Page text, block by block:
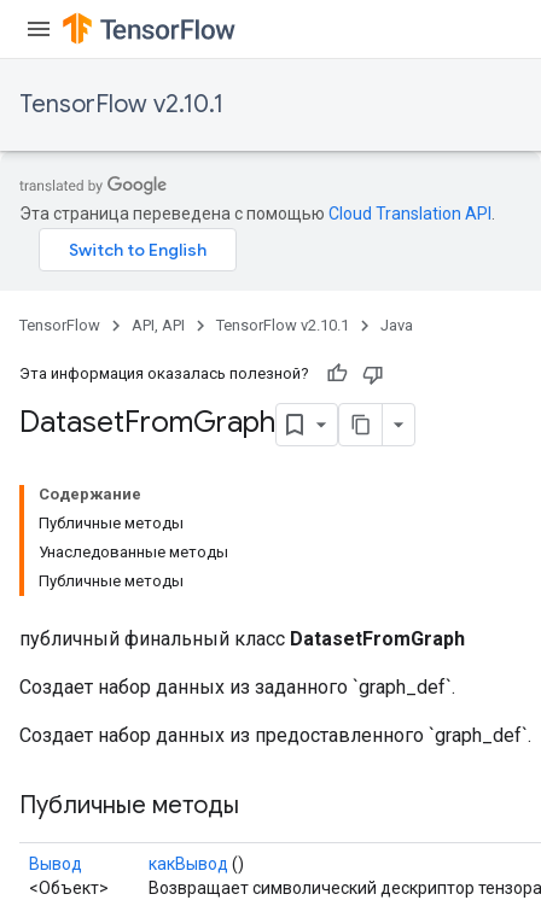
TensorFlow v2.10.1
Эта страница переведена с помощью Cloud Translation API
TensorFlow API, API TensorFlow v2.10.1 Java
Эта информация оказалась полезной?
DatasetFromGraph
Содержание
Публичные методы
Унаследованные методы
Публичные методы
публичный финальный класс DatasetFromGraph
Создает набор данных из заданного `graph_def`.
Создает набор данных из предоставленного `graph_def`.
Публичные методы
Вывод
<Объект>
какВывод ()
Возвращает символический дескриптор